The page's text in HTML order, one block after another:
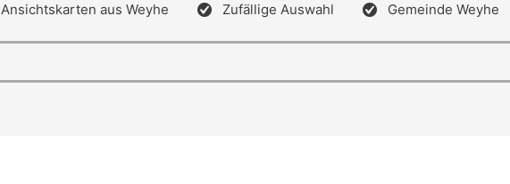
Ansichtskarten aus Weyhe Zufällige Auswahl Gemeinde Weyhe